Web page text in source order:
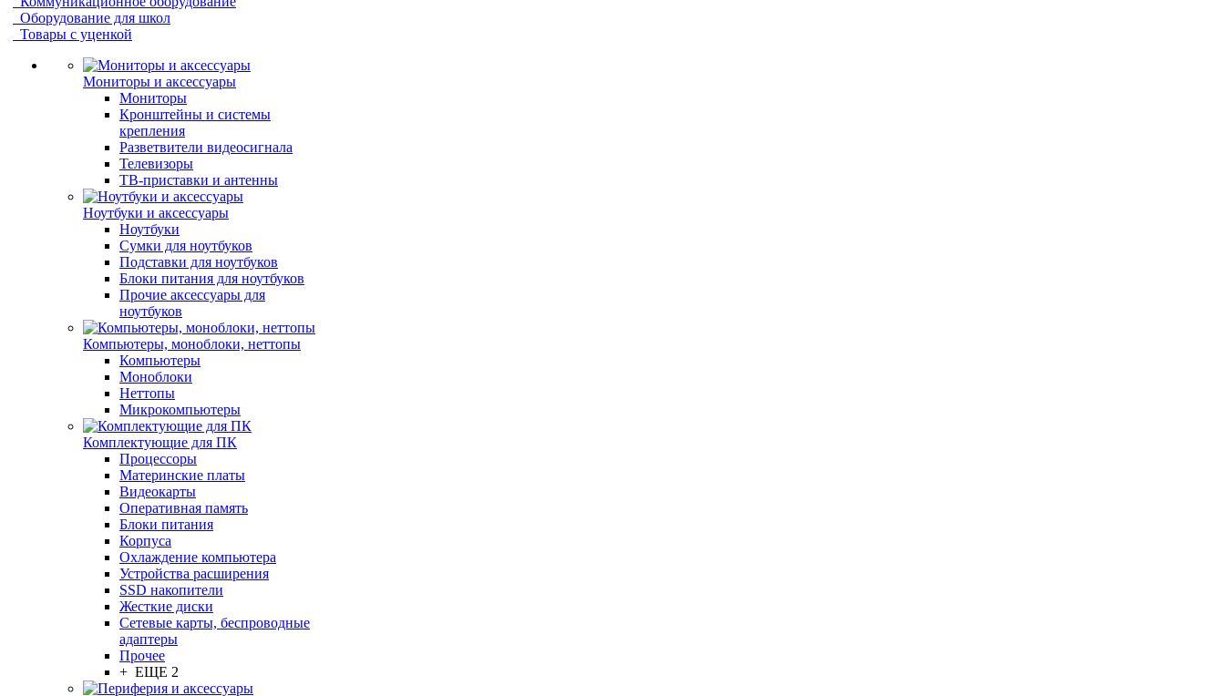
Оборудование для школ
Товары с уценкой
Мониторы и аксессуары
Мониторы
Кронштейны и системы
крепления
Разветвители видеосигнала
Телевизоры
ТВ-приставки и антенны
Ноутбуки и аксессуары
Ноутбуки
Сумки для ноутбуков
Подставки для ноутбуков
Блоки питания для ноутбуков
Прочие аксессуары для
ноутбуков
Компьютеры, моноблоки, неттопы
Компьютеры
Моноблоки
Неттопы
Микрокомпьютеры
Комплектующие для ПК
Процессоры
Материнские платы
Видеокарты
Оперативная память
Блоки питания
Корпуса
Охлаждение компьютера
Устройства расширения
SSD накопители
Жесткие диски
Сетевые карты, беспроводные
адаптеры
Прочее
+ ЕЩЕ 2